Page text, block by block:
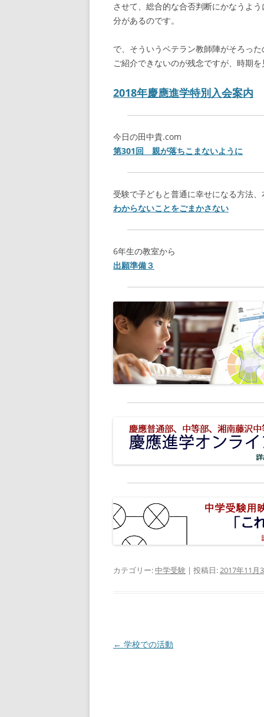
させて、総合的な合否判断にかなうよ
分があるのです。
で、そういうベテラン教師陣がそろっ
ご紹介できないのが残念ですが、時期
2018年慶應進学特別入会案内
今日の田中貴.com
第301回 親が落ちこまないように
受験で子どもと普通に幸せになる方法
わからないことをごまかさない
6年生の教室から
出願準備３
カテゴリー:中学受験 | 投稿日:2017年11月
投
← 学校での活動